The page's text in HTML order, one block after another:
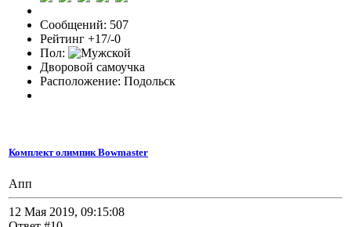
Сообщений: 507
Рейтинг +17/-0
Пол:
Дворовой самоучка
Расположение: Подольск
Комплект олимпик Bowmaster
Апп
12 Мая 2019, 09:15:08